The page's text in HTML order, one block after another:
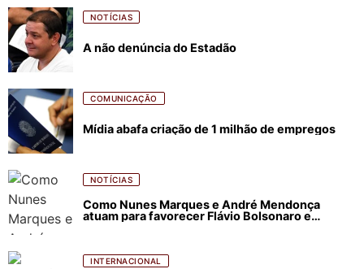
NOTÍCIAS
A não denúncia do Estadão
COMUNICAÇÃO
Mídia abafa criação de 1 milhão de empregos
NOTÍCIAS
Como Nunes Marques e André Mendonça
atuam para favorecer Flávio Bolsonaro e
INTERNACIONAL